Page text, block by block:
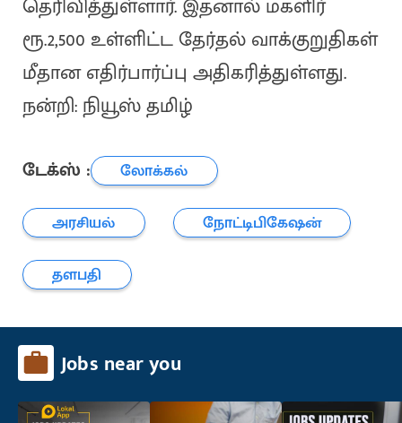
தெரிவித்துள்ளார். இதனால் மகளிர்
ரூ.2,500 உள்ளிட்ட தேர்தல் வாக்குறுதிகள்
மீதான எதிர்பார்ப்பு அதிகரித்துள்ளது.
நன்றி: நியூஸ் தமிழ்
டேக்ஸ் :
லோக்கல்
அரசியல்
நோட்டிபிகேஷன்
தளபதி
Jobs near you